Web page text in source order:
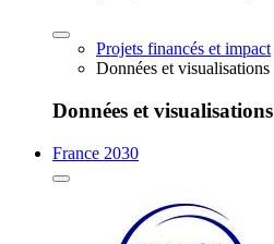
Projets financés et impact
Données et visualisations
Données et visualisations
France 2030